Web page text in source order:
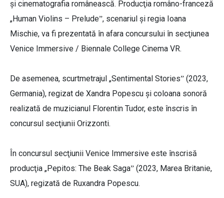
și cinematografia românească. Producţia româno-franceză
„Human Violins – Preludeˮ, scenariul şi regia Ioana
Mischie, va fi prezentată în afara concursului în secţiunea
Venice Immersive / Biennale College Cinema VR.
De asemenea, scurtmetrajul „Sentimental Storiesˮ (2023,
Germania), regizat de Xandra Popescu şi coloana sonoră
realizată de muzicianul Florentin Tudor, este înscris în
concursul secţiunii Orizzonti.
În concursul secţiunii Venice Immersive este înscrisă
producţia „Pepitos: The Beak Sagaˮ (2023, Marea Britanie,
SUA), regizată de Ruxandra Popescu.